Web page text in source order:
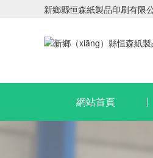
新鄉縣恒森紙製品印刷有限
網站首頁